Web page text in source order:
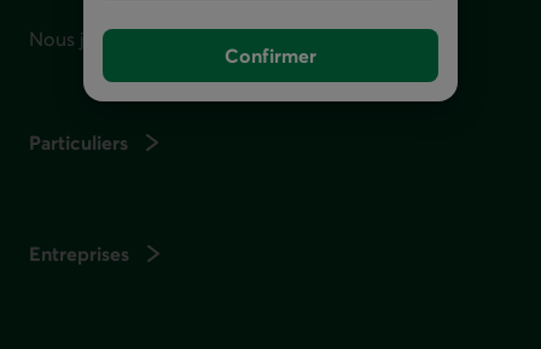
Confirmer
Nous joindre
Particuliers
Entreprises